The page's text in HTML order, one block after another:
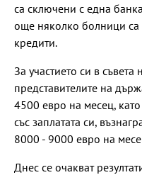
са сключени с една
още няколко болници
кредити.
За участието си в
представителите на
4500 евро на месец,
със заплатата си,
8000 - 9000 евро на
Днес се очакват